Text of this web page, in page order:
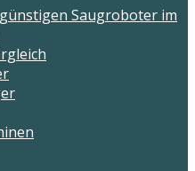
Saugroboter im